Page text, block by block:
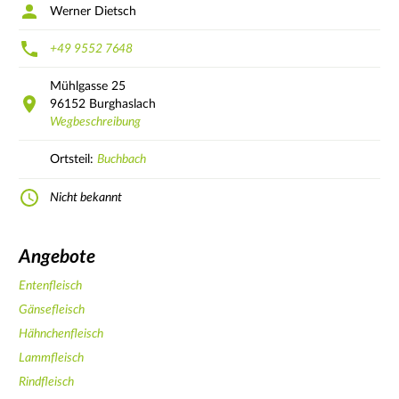
Werner Dietsch
+49 9552 7648
Mühlgasse 25
96152 Burghaslach
Wegbeschreibung
Ortsteil: Buchbach
Nicht bekannt
Angebote
Entenfleisch
Gänsefleisch
Hähnchenfleisch
Lammfleisch
Rindfleisch